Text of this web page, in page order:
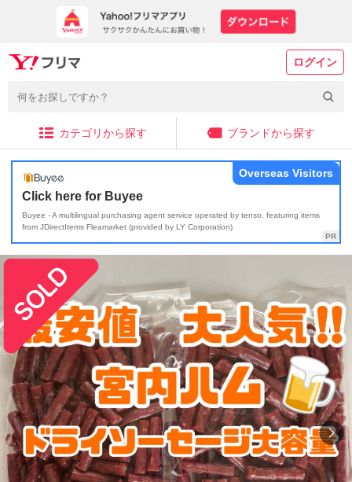
ログイン
カテゴリから探す ブランドから探す
Click here for Buyee
Buyee - A multilingual purchasing agent service operated by tenso, featuring items
from JDirectItems Fleamarket (provided by LY Corporation)
Overseas Visitors